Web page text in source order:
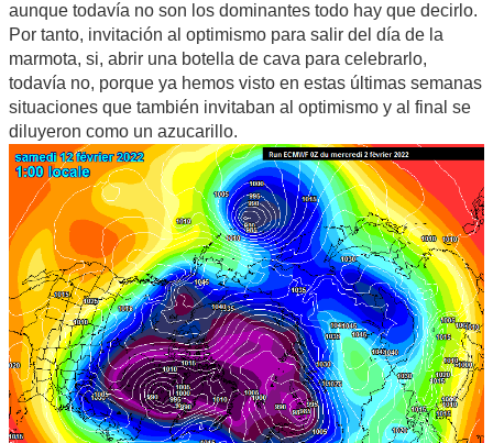
aunque todavía no son los dominantes todo hay que decirlo.
Por tanto, invitación al optimismo para salir del día de la
marmota, si, abrir una botella de cava para celebrarlo,
todavía no, porque ya hemos visto en estas últimas semanas
situaciones que también invitaban al optimismo y al final se
diluyeron como un azucarillo.